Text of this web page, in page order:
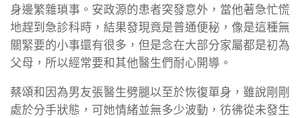
身邊繁雜瑣事。安政源的患者突發意外，當他著急忙慌
地趕到急診科時，結果發現竟是普通便秘，像是這種無
關緊要的小事還有很多，但是念在大部分家屬都是初為
父母，所以經常要和其他醫生們耐心開導。
蔡頌和因為男友張醫生劈腿以至於恢復單身，雖說剛剛
處於分手狀態，可她情緒並無多少波動，彷彿從未發生